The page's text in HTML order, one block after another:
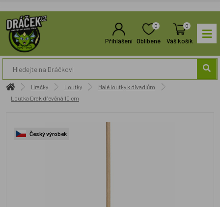
Přihlášení
0
Oblíbené
0
Váš košík
Hračky Loutky
Malé loutky k divadlům
Loutka Drak dřevěná 10 cm
Český výrobek